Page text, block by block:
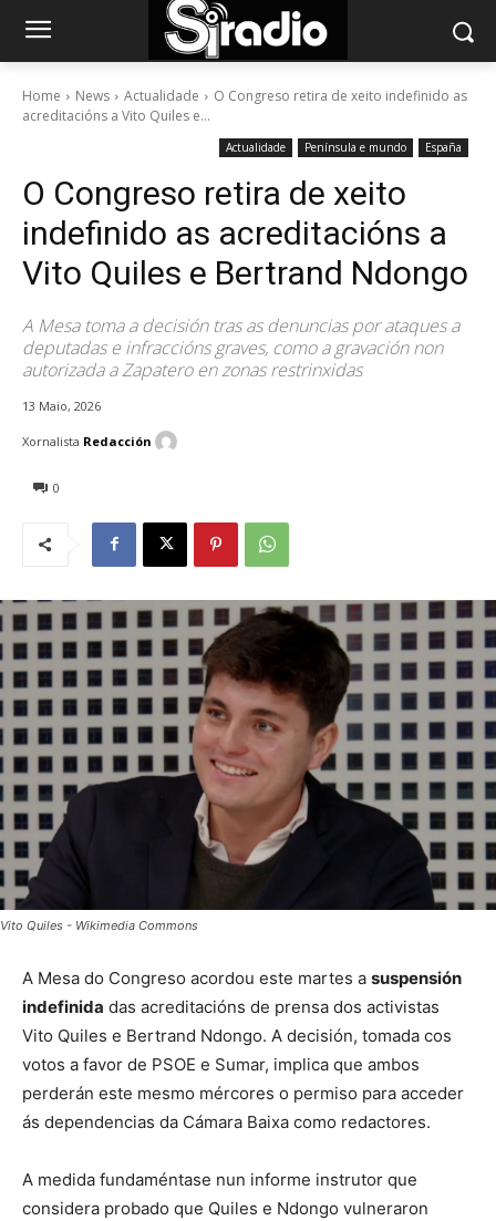
Home News Actualidade
O Congreso retira de xeito indefinido as
acreditacións a Vito Quiles e...
Actualidade Península e mundo España
O Congreso retira de xeito
indefinido as acreditacións a
Vito Quiles e Bertrand Ndongo
A Mesa toma a decisión tras as denuncias por ataques a
deputadas e infraccións graves, como a gravación non
autorizada a Zapatero en zonas restrinxidas
13 Maio, 2026
0
Xornalista Redacción
Vito Quiles - Wikimedia Commons
A Mesa do Congreso acordou este martes a suspensión
indefinida das acreditacións de prensa dos activistas
Vito Quiles e Bertrand Ndongo. A decisión, tomada cos
votos a favor de PSOE e Sumar, implica que ambos
perderán este mesmo mércores o permiso para acceder
ás dependencias da Cámara Baixa como redactores.
A medida fundaméntase nun informe instrutor que
considera probado que Quiles e Ndongo vulneraron